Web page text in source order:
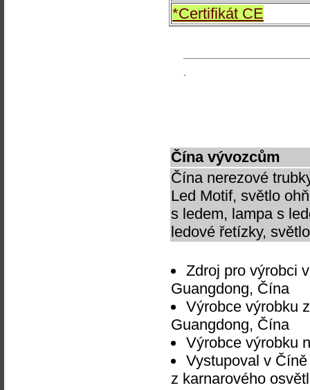
*Certifikát CE
Čína vývozcům
Čína nerezové
Led Motif, světlo
s ledem, lampa s
ledové řetízky,
Zdroj pro výrobci
Guangdong, Čína
Výrobce výrobku
Guangdong, Čína
Výrobce výrobku
Vystupoval v
z karnarového